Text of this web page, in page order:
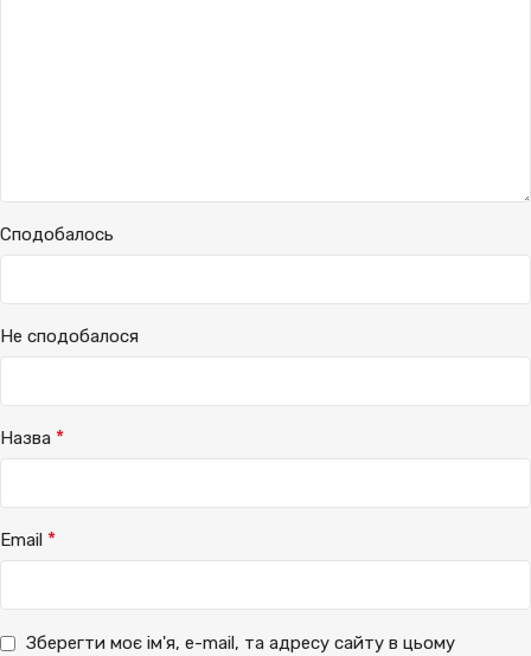
Сподобалось
Не сподобалося
Назва *
Email *
Зберегти моє ім'я, e-mail, та адресу сайту в цьому